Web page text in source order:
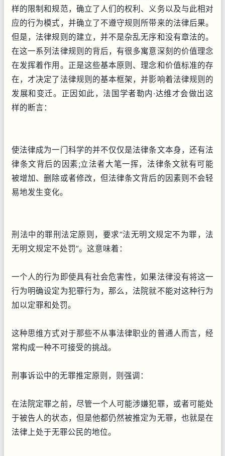
样的限制和规范，确立了人们的权利、义务以及与此相对
应的行为模式，并确立了不遵守规则所带来的法律后果。
但是，法律规则的建立，并不是杂乱无序和没有章法的。
在这一系列法律规则的背后，有很多寓意深刻的价值理念
在发挥着作用。正是这些基本原则、理念和价值标准的存
在，才决定了法律规则的基本框架，并影响着法律规则的
发展和变迁。正因如此，法国学者勒内·达维才会做出这
样的断言：
使法律成为一门科学的并不仅仅是法律条文本身，还有法
律条文背后的因素;立法者大笔一挥，法律条文就有可能
被增加、删除或者修改，但法律条文背后的因素则不会轻
易地发生变化。
刑法中的罪刑法定原则，要求“法无明文规定不为罪，法
无明文规定不处罚”。这意味着：
一个人的行为即使具有社会危害性，如果法律没有将这一
行为明确设定为犯罪行为，那么，法院就不能对这种行为
加以定罪和处罚。
这种思维方式对于那些不从事法律职业的普通人而言，经
常构成一种不可接受的挑战。
刑事诉讼中的无罪推定原则，则强调：
在法院定罪之前，尽管一个人可能涉嫌犯罪，或者可能处
于被告人的状态，但是他都仍然被推定为无罪，也就是在
法律上处于无罪公民的地位。